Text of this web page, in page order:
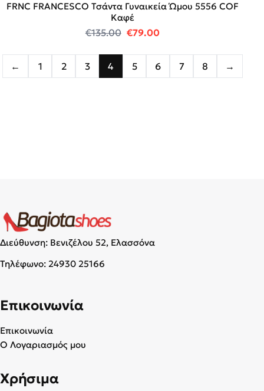
FRNC FRANCESCO Τσάντα Γυναικεία Ώμου 5556 COF
Καφέ
€135.00 Original price was: €135.00.
€79.00Η τρέχουσα τιμή
← 1 2 3 4 5 6 7 8 →
Διεύθυνση: Βενιζέλου 52, Ελασσόνα
Τηλέφωνο: 24930 25166
Επικοινωνία
Επικοινωνία
Ο Λογαριασμός μου
Χρήσιμα